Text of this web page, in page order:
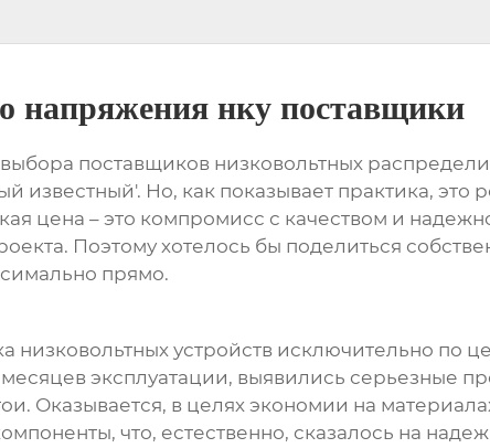
напряжения нку поставщики
поставщиков низковольтных
Но, как показывает практика, это
цена – это компромисс с качеством и
Поэтому хотелось бы поделиться
прямо.
низковольтных устройствисключительно по
эксплуатации, выявились серьезные
Оказывается, в целях экономии на
что, естественно, сказалось на